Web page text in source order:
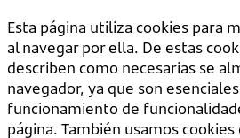
Esta página utiliza cookies para
al navegar por ella. De estas
describen como necesarias se
navegador, ya que son
funcionamiento de
página. También usamos